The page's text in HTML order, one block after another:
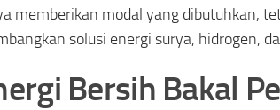
memberikan modal yang dibutuhkan,
solusi energi surya, hidrogen,
Bersih Bakal